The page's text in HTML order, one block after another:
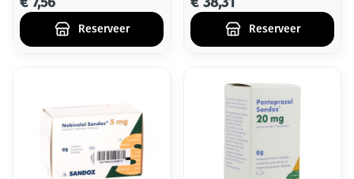
Reserveer Reserveer